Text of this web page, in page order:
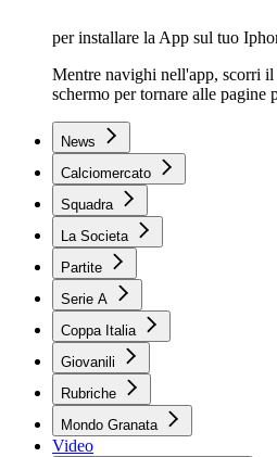
per installare la App sul tuo
Mentre navighi nell'app, scorri il
schermo per tornare alle pagine
News
Calciomercato
Squadra
La Societa
Partite
Serie A
Coppa Italia
Giovanili
Rubriche
Mondo Granata
Video